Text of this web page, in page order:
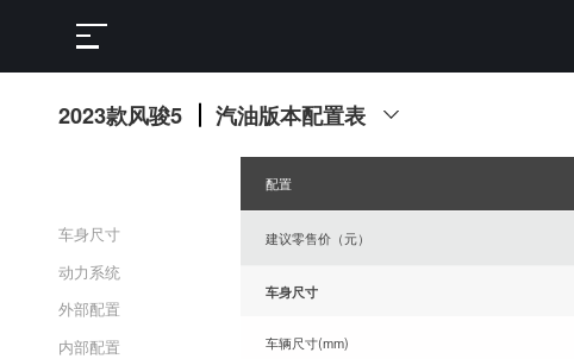
2023款风骏5 汽油版本配置表
车身尺寸
动力系统
外部配置
内部配置
配置
建议零售价（元）
车身尺寸
车辆尺寸(mm)